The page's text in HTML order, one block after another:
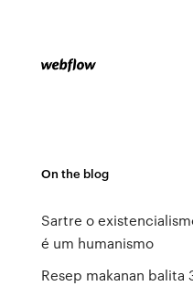
On the blog
Sartre o
é um humanismo
Resep makanan balita